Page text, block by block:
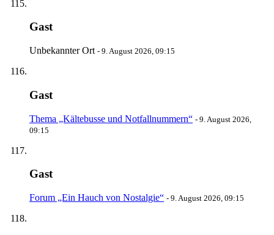
Gast
Unbekannter Ort - 9. August 2026, 09:15
Gast
Thema „Kältebusse und Notfallnummern“ - 9. August 2026,
09:15
Gast
Forum „Ein Hauch von Nostalgie“ - 9. August 2026, 09:15